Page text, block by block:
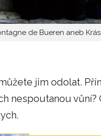
de Bueren aneb
jim odolat.
nespoutanou vůní?